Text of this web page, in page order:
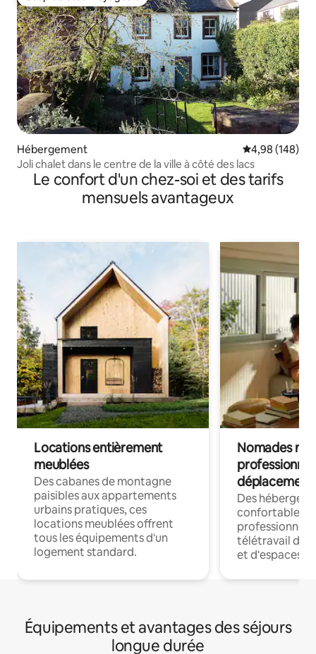
Hébergement Évaluation
4,98 (148)
Joli chalet dans le centre de la ville à côté des lacs
Le confort d'un chez-soi et des tarifs
mensuels avantageux
Locations entièrement
meublées
Des cabanes de montagne
paisibles aux appartements
urbains pratiques, ces
locations meublées offrent
tous les équipements d'un
logement standard.
Nomades
déplacement
Des
confortables
professionnels
télétravail
et d'espaces
Équipements et avantages des séjours
longue durée